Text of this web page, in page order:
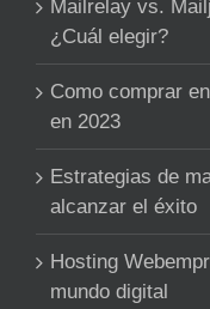
Mailrelay vs.
¿Cuál elegir?
Como comprar
en 2023
Estrategias de
alcanzar el éxito
Hosting
mundo digital